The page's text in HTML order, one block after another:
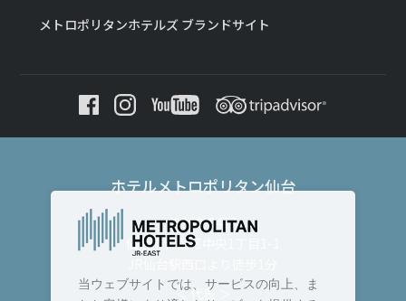
メトロポリタンホテルズ ブランドサイト
ホテルメトロポリタン仙台
〒980-8477
仙台市青葉区中央1丁目1-1
＜ 代表 ＞
当ウェブサイトでは、サービスの向上、ま